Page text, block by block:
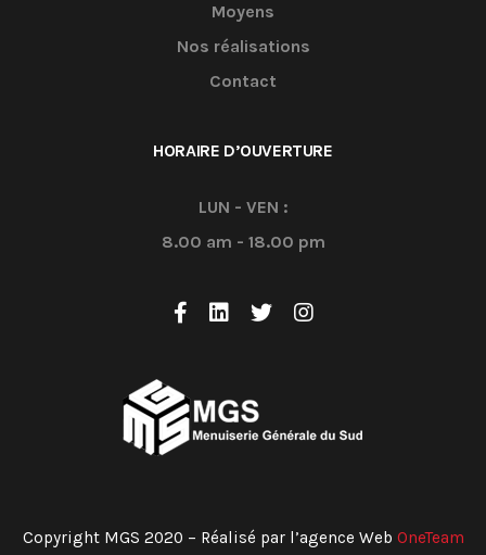
Moyens
Nos réalisations
Contact
HORAIRE D’OUVERTURE
LUN - VEN :
8.00 am - 18.00 pm
Copyright MGS 2020 – Réalisé par l’agence Web OneTeam